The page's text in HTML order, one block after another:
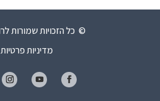
© כל הזכויות שמורות
מדיניות פרטיות